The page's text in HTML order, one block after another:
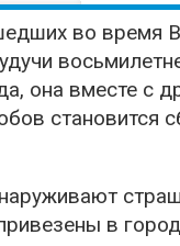
во время
она вместе с
становится
в